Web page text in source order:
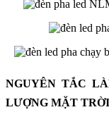
NGUYÊN TẮC
LƯỢNG MẶT